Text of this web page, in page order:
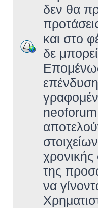
δεν θα
και στο
δε
της
να